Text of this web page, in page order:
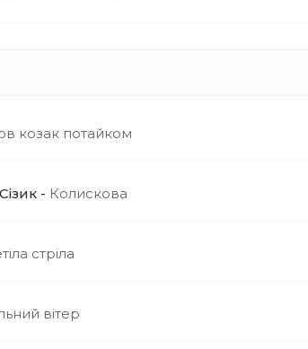
полюбила)
в козака)
горнеться
і вмер!
козак потайком
Колискова
стріла
вітер